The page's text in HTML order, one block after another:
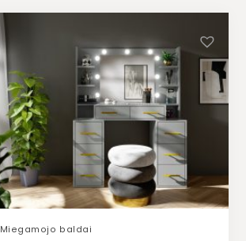
Miegamojo baldai